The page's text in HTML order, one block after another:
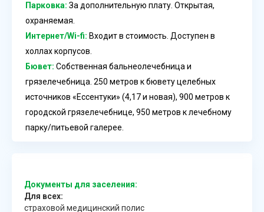
Парковка: За дополнительную плату. Открытая,
охраняемая.
Интернет/Wi-fi: Входит в стоимость. Доступен в
холлах корпусов.
Бювет: Собственная бальнеолечебница и
грязелечебница. 250 метров к бювету целебных
источников «Ессентуки» (4,17 и новая), 900 метров к
городской грязелечебнице, 950 метров к лечебному
парку/питьевой галерее.
Документы для заселения:
Для всех:
страховой медицинский полис